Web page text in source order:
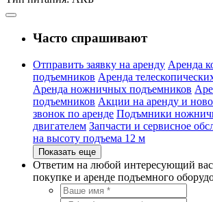
Часто спрашивают
Отправить заявку на аренду Аренда
подъемников Аренда
Аренда ножничных подъемников
подъемников Акции на аренду и
звонок по аренде Подъмники
двигателем Запчасти и сервисное
на высоту подъема 12 м
Показать еще
Ответим на любой интересующий
покупке и аренде подъемного